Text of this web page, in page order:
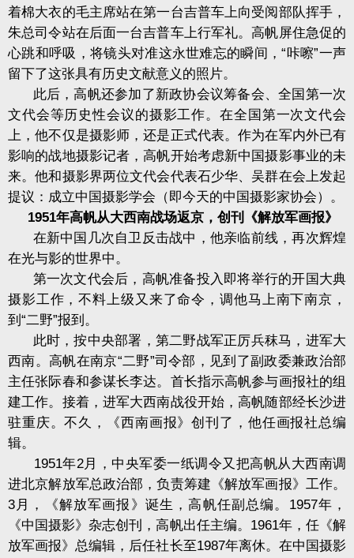
着棉大衣的毛主席站在第一台吉普车上向受阅部队挥手，
朱总司令站在后面一台吉普车上行军礼。高帆屏住急促的
心跳和呼吸，将镜头对准这永世难忘的瞬间，“咔嚓”一声
留下了这张具有历史文献意义的照片。
此后，高帆还参加了新政协会议筹备会、全国第一次
文代会等历史性会议的摄影工作。在全国第一次文代会
上，他不仅是摄影师，还是正式代表。作为在军内外已有
影响的战地摄影记者，高帆开始考虑新中国摄影事业的未
来。他和摄影界两位文代会代表石少华、吴群在会上发起
提议：成立中国摄影学会（即今天的中国摄影家协会）。
1951年高帆从大西南战场返京，创刊《解放军画报》
在新中国几次自卫反击战中，他亲临前线，再次辉煌
在光与影的世界中。
第一次文代会后，高帆准备投入即将举行的开国大典
摄影工作，不料上级又来了命令，调他马上南下南京，
到“二野”报到。
此时，按中央部署，第二野战军正厉兵秣马，进军大
西南。高帆在南京“二野”司令部，见到了副政委兼政治部
主任张际春和参谋长李达。首长指示高帆参与画报社的组
建工作。接着，进军大西南战役开始，高帆随部经长沙进
驻重庆。不久，《西南画报》创刊了，他任画报社总编
辑。
1951年2月，中央军委一纸调令又把高帆从大西南调
进北京解放军总政治部，负责筹建《解放军画报》工作。
3月，《解放军画报》诞生，高帆任副总编。1957年，
《中国摄影》杂志创刊，高帆出任主编。1961年，任《解
放军画报》总编辑，后任社长至1987年离休。在中国摄影